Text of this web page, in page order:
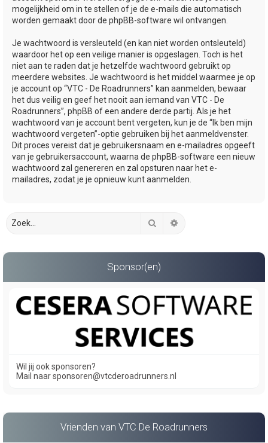
mogelijkheid om in te stellen of je de e-mails die automatisch
worden gemaakt door de phpBB-software wil ontvangen.
Je wachtwoord is versleuteld (en kan niet worden ontsleuteld)
waardoor het op een veilige manier is opgeslagen. Toch is het
niet aan te raden dat je hetzelfde wachtwoord gebruikt op
meerdere websites. Je wachtwoord is het middel waarmee je op
je account op “VTC - De Roadrunners” kan aanmelden, bewaar
het dus veilig en geef het nooit aan iemand van VTC - De
Roadrunners”, phpBB of een andere derde partij. Als je het
wachtwoord van je account bent vergeten, kun je de “Ik ben mijn
wachtwoord vergeten”-optie gebruiken bij het aanmeldvenster.
Dit proces vereist dat je gebruikersnaam en e-mailadres opgeeft
van je gebruikersaccount, waarna de phpBB-software een nieuw
wachtwoord zal genereren en zal opsturen naar het e-
mailadres, zodat je je opnieuw kunt aanmelden.
Zoek
Sponsor(en)
Wil jij ook sponsoren?
Mail naar sponsoren@vtcderoadrunners.nl
Vrienden van VTC De Roadrunners